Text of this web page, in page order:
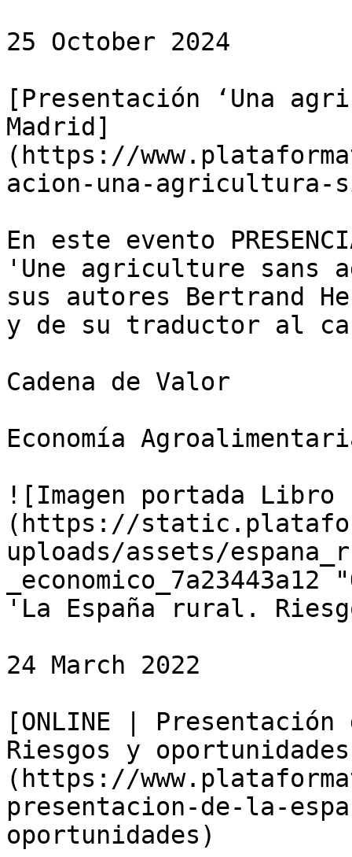
25 October 2024
[Presentación ‘Una
Madrid]
(https://
acion-una-agricultura-
En este evento
'Une agriculture sans
sus autores Bertrand
y de su traductor al
Cadena de Valor
Economía
![Imagen portada
(https://
uploads/assets/
'La España rural.
24 March 2022
[ONLINE |
Riesgos y
(https://
presentacion-de-la-
oportunidades)